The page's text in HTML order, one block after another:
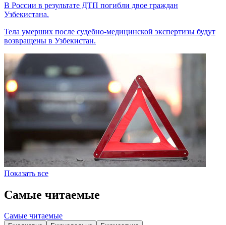
В России в результате ДТП погибли двое граждан
Узбекистана.
Тела умерших после судебно-медицинской экспертизы будут
возвращены в Узбекистан.
Показать все
Самые читаемые
Самые читаемые